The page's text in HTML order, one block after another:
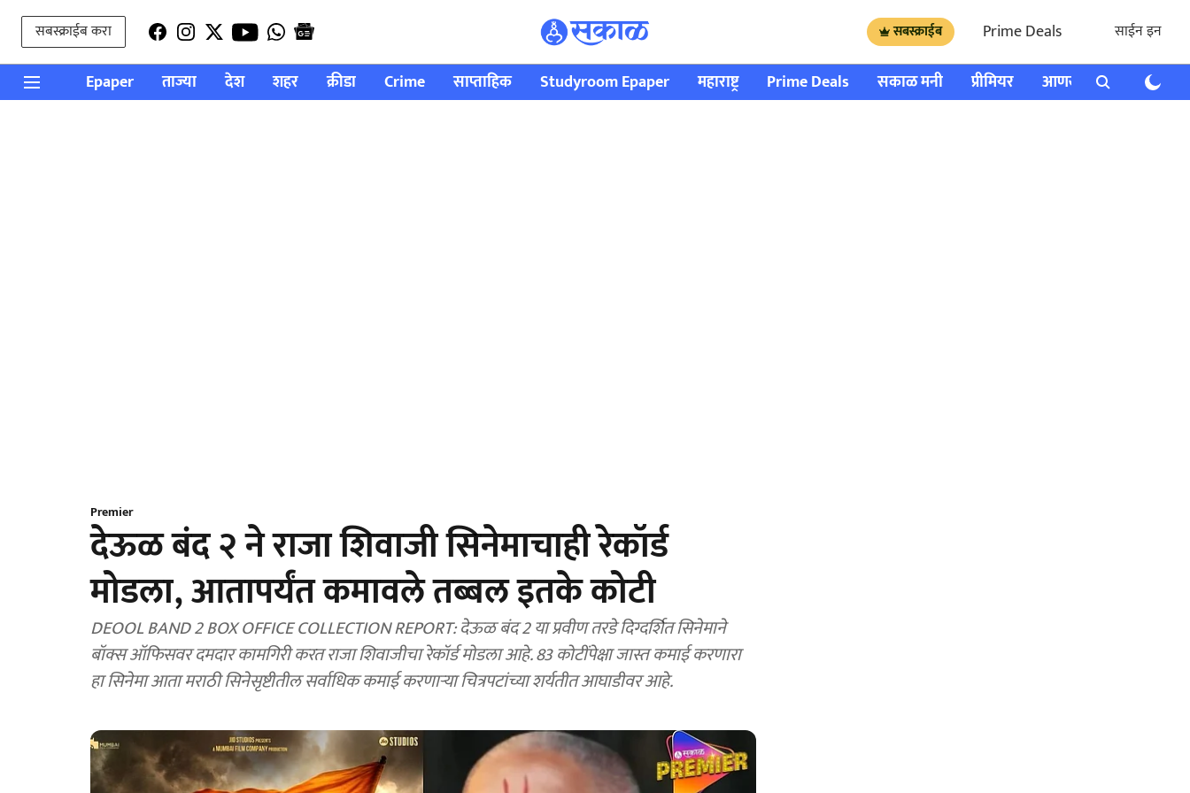
सबस्क्राईब करा सबस्क्राईब Prime Deals साईन इन
Epaper ताज्या देश शहर क्रीडा Crime साप्ताहिक Studyroom Epaper महाराष्ट्र Prime Deals सकाळ मनी प्रीमियर आणखी राशी भविष्य
Premier
देऊळ बंद २ ने राजा शिवाजी सिनेमाचाही रेकॉर्ड
मोडला, आतापर्यंत कमावले तब्बल इतके कोटी
DEOOL BAND 2 BOX OFFICE COLLECTION REPORT: देऊळ बंद 2 या प्रवीण तरडे दिग्दर्शित सिनेमाने
बॉक्स ऑफिसवर दमदार कामगिरी करत राजा शिवाजीचा रेकॉर्ड मोडला आहे. 83 कोटींपेक्षा जास्त कमाई करणारा
हा सिनेमा आता मराठी सिनेसृष्टीतील सर्वाधिक कमाई करणाऱ्या चित्रपटांच्या शर्यतीत आघाडीवर आहे.